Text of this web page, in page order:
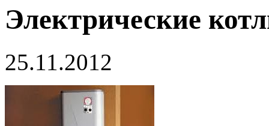
Электрические
25.11.2012